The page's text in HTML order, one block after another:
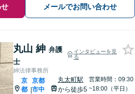
メールでお問い合わせ
丸山 紳 弁護
士
インタビューを見
る
紳法律事務所
京
都 |
京都
市中
丸太町駅
から徒歩5
営業時間：09:30
~18:00（平日）